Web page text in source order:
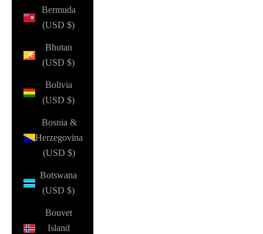
Bermuda
(USD $)
Bhutan
(USD $)
Bolivia
(USD $)
Bosnia &
Herzegovina
(USD $)
Botswana
(USD $)
Bouvet
Island